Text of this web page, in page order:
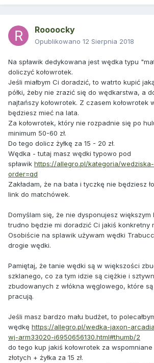
Roooocky
Opublikowano 12 Sierpnia 2018
Na spławik dedykowana jest wędka typu
doliczyć kołowrotek.
Jeśli miałbym Ci doradzić, to watrto kupić
półki, żeby nie zrazić się do wędkarstwa, a
najtańszy kołowrotek. Z czasem kołowrotek
będziesz mieć na lata.
Za kołowrotek, który nie rozpadnie się po
minimum 50-60 zł.
Do tego dolicz żyłkę za 15 - 20 zł.
Wędka - tutaj masz wędki typowo pod
spławik https://allegro.pl/kategoria/
order=qd
Zakładam, że na bata i tyczkę nie będziesz
link do matchówek.
Domyślam się, że nie dysponujesz większym
trudno będzie mi doradzić Ci jakiś konkretny
Osobiście na splawik używam wędki
drogie wędki.
Pamiętaj, że tanie wędki są w większości
szklanego, co za tym idzie są ciężkie i
zbudowanych z włókna węglowego, które
pracują.
Jeśli masz bardzo mału budżet, to
wędkę https://allegro.pl/wedka-jaxon-
wj-arm33020-i6950656130.html#thumb/2
do tego kup jakiś kołowrotek za
złotych + żyłka za 15 zł.